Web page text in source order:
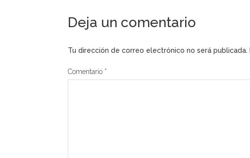
Deja un comentario
Tu dirección de correo electrónico no será publicada.
Comentario *